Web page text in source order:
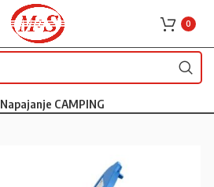
0
Napajanje CAMPING